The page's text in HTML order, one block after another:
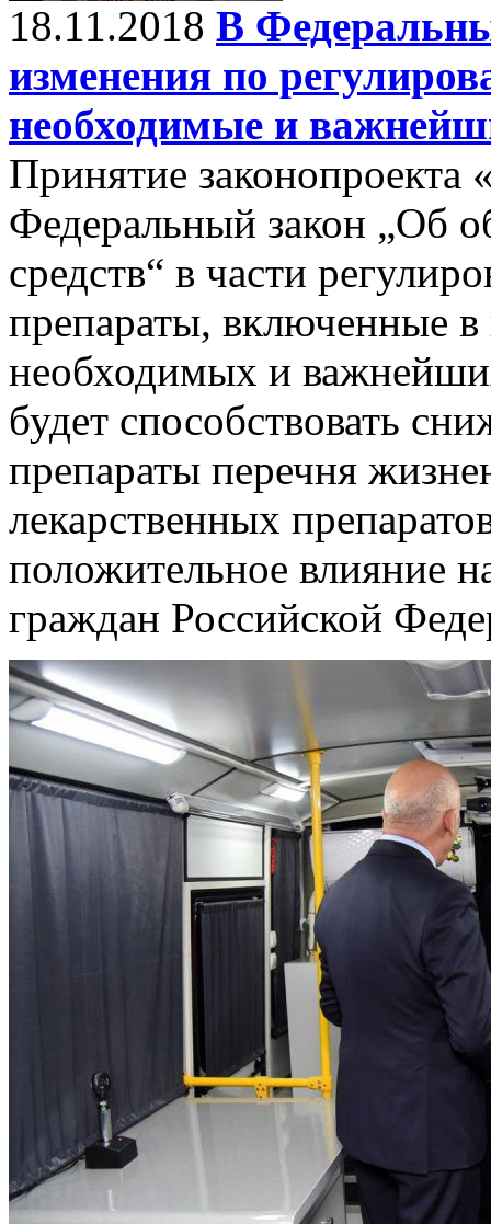
18.11.2018 В
изменения по
необходимые и
Принятие законопроекта
Федеральный закон „Об
средств“ в части
препараты, включенные
необходимых и
будет способствовать
препараты перечня
лекарственных
положительное влияние
граждан Российской